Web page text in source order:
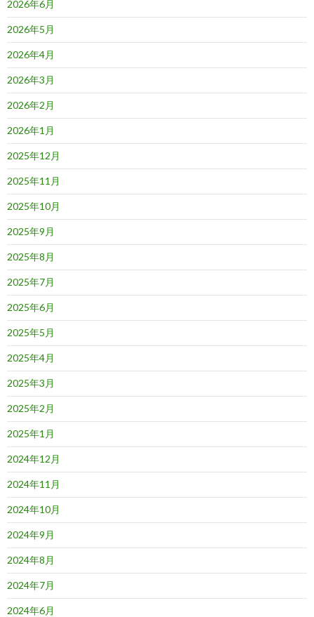
2026年6月
2026年5月
2026年4月
2026年3月
2026年2月
2026年1月
2025年12月
2025年11月
2025年10月
2025年9月
2025年8月
2025年7月
2025年6月
2025年5月
2025年4月
2025年3月
2025年2月
2025年1月
2024年12月
2024年11月
2024年10月
2024年9月
2024年8月
2024年7月
2024年6月